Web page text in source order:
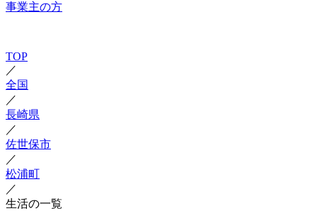
事業主の方
TOP
／
全国
／
長崎県
／
佐世保市
／
松浦町
／
生活の一覧